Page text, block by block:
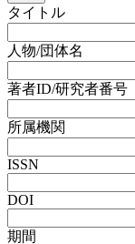
タイトル
人物/団体名
著者ID/研究者番号
所属機関
ISSN
DOI
期間